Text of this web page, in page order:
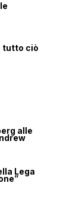
tutto ciò
alle
Lega